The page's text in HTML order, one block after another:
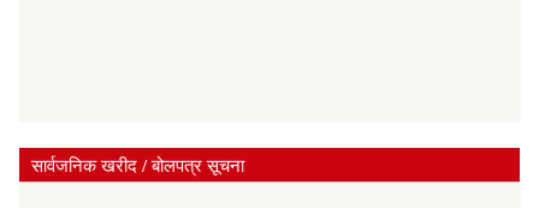
सार्वजनिक खरीद / बोलपत्र सूचना